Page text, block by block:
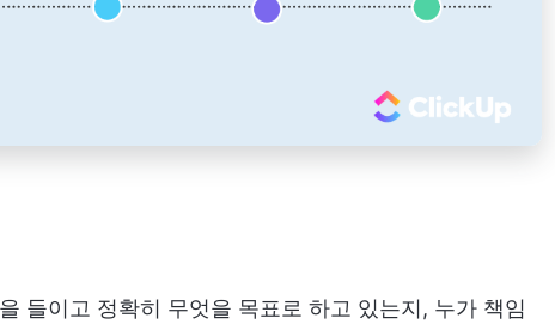
들이고 정확히 무엇을 목표로 하고 있는지, 누가 책임